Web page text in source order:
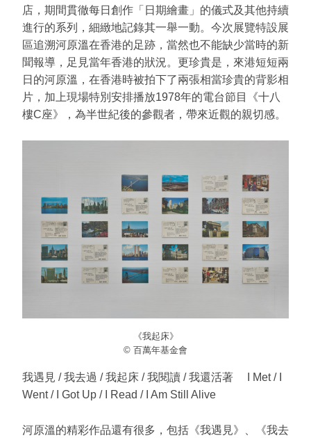
店，期間貫徹每日創作「日期繪畫」的儀式及其他持續
進行的系列，細緻地記錄其一舉一動。今次展覽特設展
區追溯河原溫在香港的足跡，當然也不能缺少當時的新
聞報導，足見當年香港的狀況。更珍貴是，來港短短兩
日的河原溫，在香港時被拍下了兩張相當珍貴的背影相
片，加上現場特別安排播放1978年的電台節目《十八
樓C座》，為半世紀後的參觀者，帶來近觀的親切感。
《我起床》
© 百萬年基金會
我遇見 / 我去過 /我起床 / 我閱讀 / 我還活著
I Met / I
Went / I Got Up / I Read / I Am Still Alive
河原溫的精彩作品還有很多，包括《我遇見》、《我去